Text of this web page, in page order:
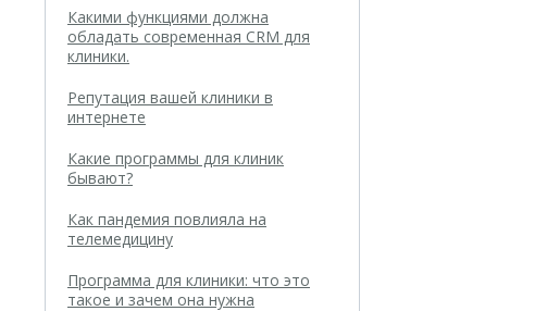
Какими функциями должна
обладать современная CRM для
клиники.
Репутация вашей клиники в
интернете
Какие программы для клиник
бывают?
Как пандемия повлияла на
телемедицину
Программа для клиники: что это
такое и зачем она нужна